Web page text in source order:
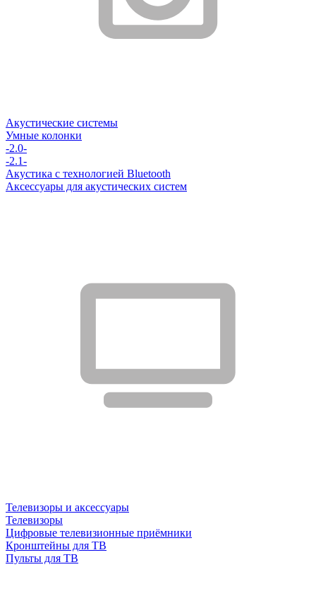
Акустические системы
Умные колонки
-2.0-
-2.1-
Акустика с технологией Bluetooth
Аксессуары для акустических систем
Телевизоры и аксессуары
Телевизоры
Цифровые телевизионные приёмники
Кронштейны для ТВ
Пульты для ТВ